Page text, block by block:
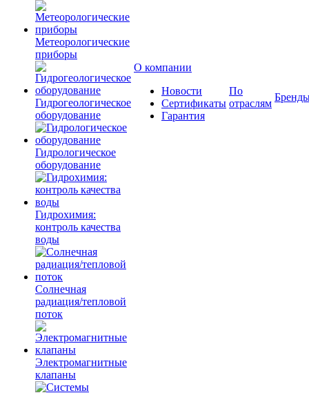
Метеорологические
приборы
Гидрогеологическое
оборудование
Гидрологическое
оборудование
Гидрохимия:
контроль качества
воды
Солнечная
радиация/тепловой
поток
Электромагнитные
клапаны
О компании
Новости
Сертификаты
Гарантия
По
отраслям